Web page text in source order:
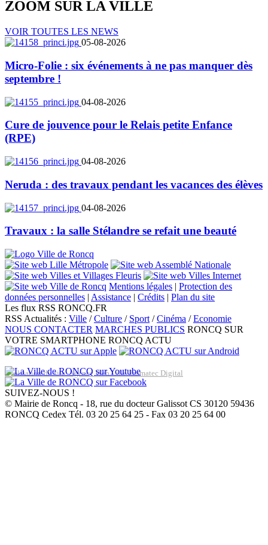
ZOOM SUR LAVILLE
VOIR TOUTES LES NEWS
05-08-2026
Micro-Folie : six événements à ne pas manquer dès
septembre !
04-08-2026
Cure de jouvence pour le Relais petite Enfance
(RPE)
04-08-2026
Neruda : des travaux pendant les vacances des élèves
04-08-2026
Travaux : la salle Stélandre se refait une beauté
Mentions légales | Protection des
données personnelles | Assistance | Crédits | Plan du site
Les flux RSS RONCQ.FR
RSS Actualités : Ville /Culture / Sport /Cinéma /Economie
NOUS CONTACTER MARCHES PUBLICS RONCQ SUR
VOTRE SMARTPHONE RONCQ ACTU
Réalisation du site: Agence Web Lille Promatec Digital
SUIVEZ-NOUS !
© Mairie de Roncq - 18, rue du docteur Galissot CS 30120 59436
RONCQ Cedex Tél. 03 20 25 64 25 - Fax 03 20 25 64 00